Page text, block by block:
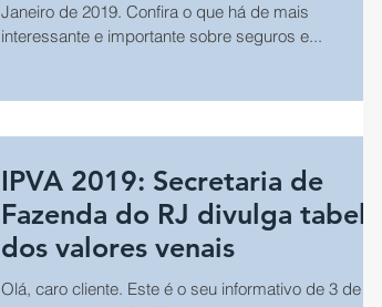
Janeiro de 2019. Confira o que há de mais
interessante e importante sobre seguros e...
IPVA 2019: Secretaria de
Fazenda do RJ divulga tabela
dos valores venais
Olá, caro cliente. Este é o seu informativo de 3 de